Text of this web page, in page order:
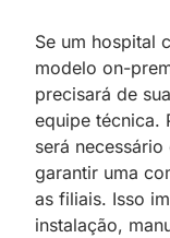
Se um hospital
modelo on-
precisará de
equipe técnica.
será
garantir uma
as filiais. Isso
instalação,